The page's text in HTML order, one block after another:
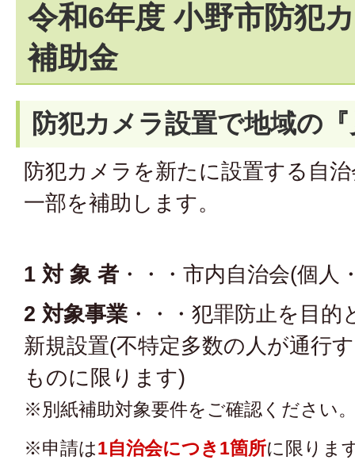
令和6年度 小野市防犯
補助金
防犯カメラ設置で地域の
防犯カメラを新たに設置する自
一部を補助します。
1 対 象 者 ・・・市内自治会(個人
2 対象事業 ・・・犯罪防止を目
新規設置(不特定多数の人が通行
ものに限ります)
※別紙補助対象要件をご確認ください
※申請は1自治会につき1箇所に限りま